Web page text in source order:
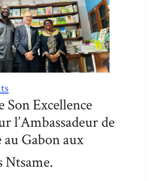
Son Excellence
l’Ambassadeur de
Gabon aux